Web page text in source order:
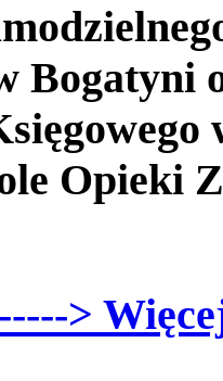
Bogatyni
Opieki
----->